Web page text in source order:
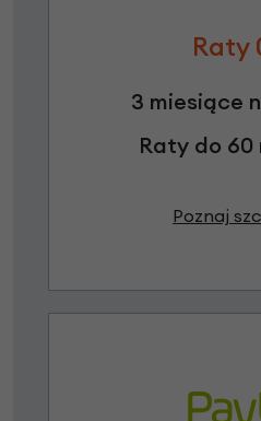
Raty
3 miesiące
Raty do 60
Poznaj